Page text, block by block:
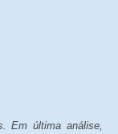
Em última análise,